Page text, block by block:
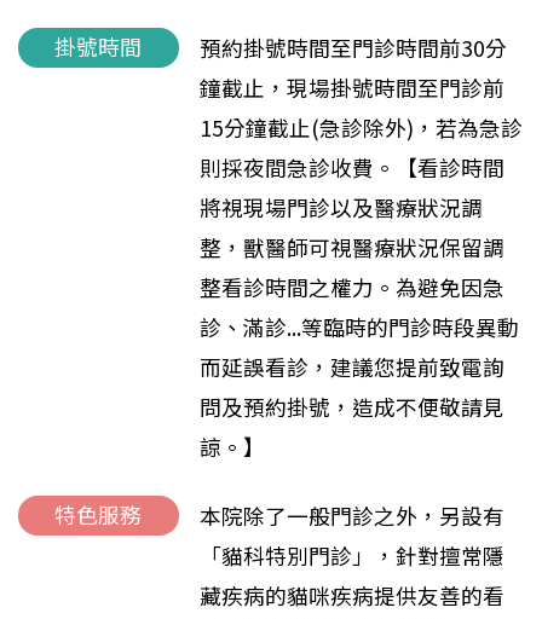
掛號時間
預約掛號時間至門診時間前30分
鐘截止，現場掛號時間至門診前
15分鐘截止(急診除外)，若為急診
則採夜間急診收費。【看診時間
將視現場門診以及醫療狀況調
整，獸醫師可視醫療狀況保留調
整看診時間之權力。為避免因急
診、滿診...等臨時的門診時段異動
而延誤看診，建議您提前致電詢
問及預約掛號，造成不便敬請見
諒。】
特色服務
本院除了一般門診之外，另設有
「貓科特別門診」，針對擅常隱
藏疾病的貓咪疾病提供友善的看